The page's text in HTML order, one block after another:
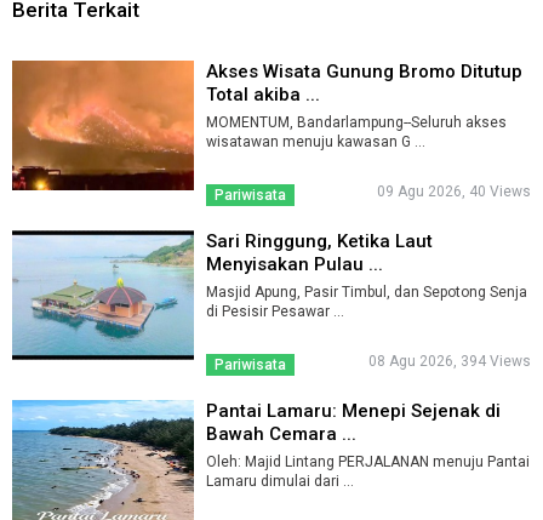
Berita Terkait
Akses Wisata Gunung Bromo Ditutup
Total akiba ...
MOMENTUM, Bandarlampung--Seluruh akses
wisatawan menuju kawasan G ...
Pariwisata 09 Agu 2026, 40 Views
Sari Ringgung, Ketika Laut
Menyisakan Pulau ...
Masjid Apung, Pasir Timbul, dan Sepotong Senja
di Pesisir Pesawar ...
Pariwisata 08 Agu 2026, 394 Views
Pantai Lamaru: Menepi Sejenak di
Bawah Cemara ...
Oleh: Majid Lintang PERJALANAN menuju Pantai
Lamaru dimulai dari ...